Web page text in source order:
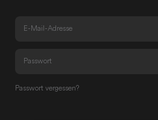
Passwort vergessen?